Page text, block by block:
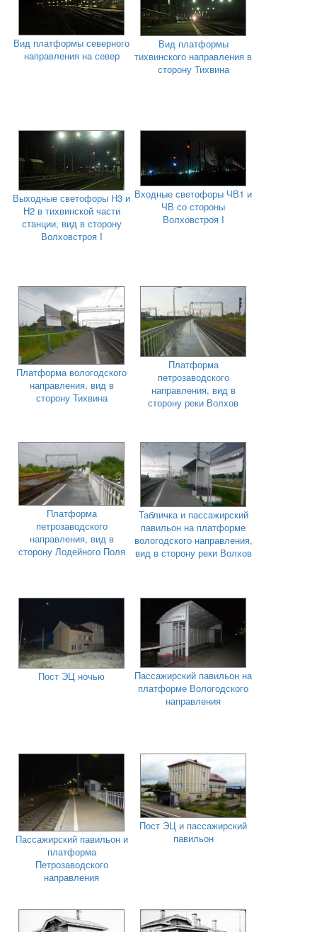
Вид платформы северного
направления на север
Вид платформы
тихвинского направления в
сторону Тихвина
Выходные светофоры Н3 и
Н2 в тихвинской части
станции, вид в сторону
Волховстроя I
Входные светофоры ЧВ1 и
ЧВ со стороны
Волховстроя I
Платформа вологодского
направления, вид в
сторону Тихвина
Платформа
петрозаводского
направления, вид в
сторону реки Волхов
Платформа
петрозаводского
направления, вид в
сторону Лодейного Поля
Табличка и пассажирский
павильон на платформе
вологодского направления,
вид в сторону реки Волхов
Пост ЭЦ ночью
Пассажирский павильон на
платформе Вологодского
направления
Пассажирский павильон и
платформа
Петрозаводского
направления
Пост ЭЦ и пассажирский
павильон